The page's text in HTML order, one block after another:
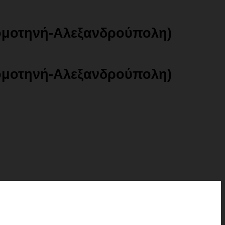
Αλεξανδρούπολη)
Αλεξανδρούπολη)